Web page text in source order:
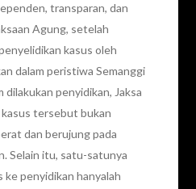
transparan, dan
Agung, setelah
kasus oleh
dalam peristiwa Semanggi
dilakukan penyidikan, Jaksa
tersebut bukan
dan berujung pada
Selain itu, satu-satunya
ke penyidikan hanyalah